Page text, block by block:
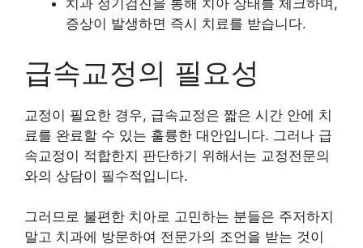
치과 정기검진을 통해 치아 상태를 체크하며,
증상이 발생하면 즉시 치료를 받습니다.
급속교정의 필요성
교정이 필요한 경우, 급속교정은 짧은 시간 안에 치
료를 완료할 수 있는 훌륭한 대안입니다. 그러나 급
속교정이 적합한지 판단하기 위해서는 교정전문의
와의 상담이 필수적입니다.
그러므로 불편한 치아로 고민하는 분들은 주저하지
말고 치과에 방문하여 전문가의 조언을 받는 것이